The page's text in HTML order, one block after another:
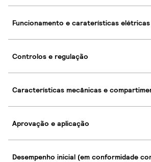
Funcionamento e caraterísticas elétricas
Controlos e regulação
Características mecânicas e
Aprovação e aplicação
Desempenho inicial (em conformidade